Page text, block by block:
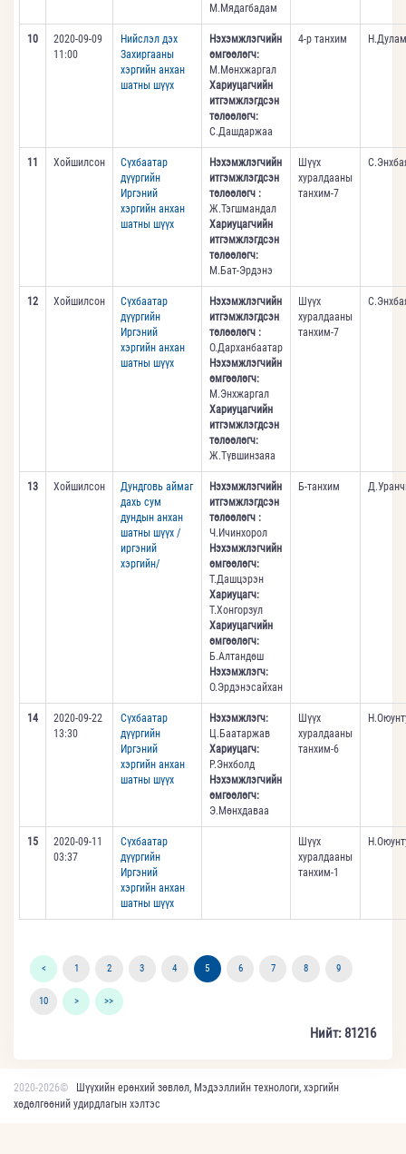
М.Мядагбадам
10
2020-09-09
11:00
Нийслэл дэх
Захиргааны
хэргийн анхан
шатны шүүх
Нэхэмжлэгчийн
өмгөөлөгч:
М.Мөнхжаргал
Хариуцагчийн
итгэмжлэгдсэн
төлөөлөгч:
С.Дашдаржаа
4-р танхим
11 Хойшилсон
Сүхбаатар
дүүргийн
Иргэний
хэргийн анхан
шатны шүүх
Нэхэмжлэгчийн
итгэмжлэгдсэн
төлөөлөгч :
Ж.Тэгшмандал
Хариуцагчийн
итгэмжлэгдсэн
төлөөлөгч:
М.Бат-Эрдэнэ
Шүүх
хуралдааны
танхим-7
12 Хойшилсон
Сүхбаатар
дүүргийн
Иргэний
хэргийн анхан
шатны шүүх
Нэхэмжлэгчийн
итгэмжлэгдсэн
төлөөлөгч :
О.Дарханбаатар
Нэхэмжлэгчийн
өмгөөлөгч:
М.Энхжаргал
Хариуцагчийн
итгэмжлэгдсэн
төлөөлөгч:
Ж.Түвшинзаяа
Шүүх
хуралдааны
танхим-7
13 Хойшилсон
Дундговь аймаг
дахь сум
дундын анхан
шатны шүүх /
иргэний
хэргийн/
Нэхэмжлэгчийн
итгэмжлэгдсэн
төлөөлөгч :
Ч.Ичинхорол
Нэхэмжлэгчийн
өмгөөлөгч:
Т.Дашцэрэн
Хариуцагч:
Т.Хонгорзул
Хариуцагчийн
өмгөөлөгч:
Б.Алтандөш
Нэхэмжлэгч:
О.Эрдэнэсайхан
Б-танхим
14
2020-09-22
13:30
Сүхбаатар
дүүргийн
Иргэний
хэргийн анхан
шатны шүүх
Нэхэмжлэгч:
Ц.Баатаржав
Хариуцагч:
Р.Энхболд
Нэхэмжлэгчийн
өмгөөлөгч:
Э.Мөнхдаваа
Шүүх
хуралдааны
танхим-6
15
2020-09-11
03:37
Сүхбаатар
дүүргийн
Иргэний
хэргийн анхан
шатны шүүх
Шүүх
хуралдааны
танхим-1
< 1 2 3 4 5 6 7 8 9
10 > >>
Нийт: 81216
2020-2026©
Шүүхийн ерөнхий зөвлөл, Мэдээллийн технологи, хэргийн
хөдөлгөөний удирдлагын хэлтэс